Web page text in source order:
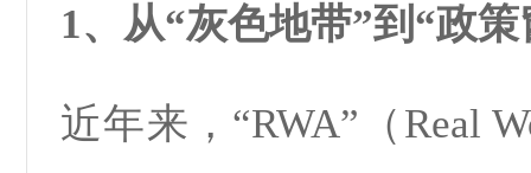
1、从“灰色地带”到“政策
近年来，“RWA”（Real